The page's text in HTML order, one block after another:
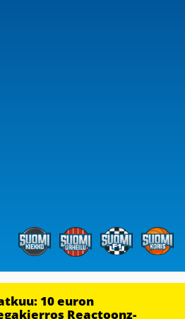
10 euron
Reactoonz-